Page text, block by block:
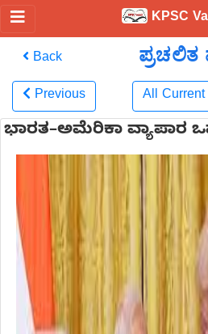
KPSC
Back ಪ್ರಚಲಿತ
Previous All
ಭಾರತ–ಅಮೆರಿಕಾ ವ್ಯಾಪಾರ